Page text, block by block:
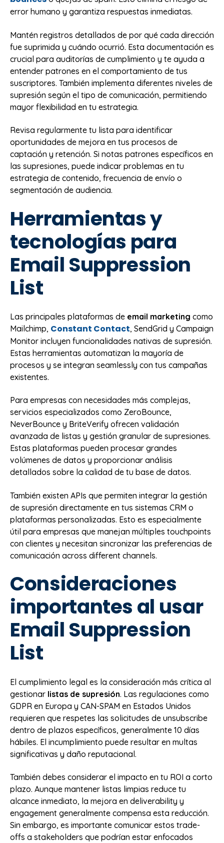
error humano y garantiza respuestas inmediatas.
Mantén registros detallados de por qué cada dirección
fue suprimida y cuándo ocurrió. Esta documentación es
crucial para auditorías de cumplimiento y te ayuda a
entender patrones en el comportamiento de tus
suscriptores. También implementa diferentes niveles de
supresión según el tipo de comunicación, permitiendo
mayor flexibilidad en tu estrategia.
Revisa regularmente tu lista para identificar
oportunidades de mejora en tus procesos de
captación y retención. Si notas patrones específicos en
las supresiones, puede indicar problemas en tu
estrategia de contenido, frecuencia de envío o
segmentación de audiencia.
Herramientas y
tecnologías para
Email Suppression
List
Las principales plataformas de email marketing como
Mailchimp, Constant Contact, SendGrid y Campaign
Monitor incluyen funcionalidades nativas de supresión.
Estas herramientas automatizan la mayoría de
procesos y se integran seamlessly con tus campañas
existentes.
Para empresas con necesidades más complejas,
servicios especializados como ZeroBounce,
NeverBounce y BriteVerify ofrecen validación
avanzada de listas y gestión granular de supresiones.
Estas plataformas pueden procesar grandes
volúmenes de datos y proporcionar análisis
detallados sobre la calidad de tu base de datos.
También existen APIs que permiten integrar la gestión
de supresión directamente en tus sistemas CRM o
plataformas personalizadas. Esto es especialmente
útil para empresas que manejan múltiples touchpoints
con clientes y necesitan sincronizar las preferencias de
comunicación across different channels.
Consideraciones
importantes al usar
Email Suppression
List
El cumplimiento legal es la consideración más crítica al
gestionar listas de supresión. Las regulaciones como
GDPR en Europa y CAN-SPAM en Estados Unidos
requieren que respetes las solicitudes de unsubscribe
dentro de plazos específicos, generalmente 10 días
hábiles. El incumplimiento puede resultar en multas
significativas y daño reputacional.
También debes considerar el impacto en tu ROI a corto
plazo. Aunque mantener listas limpias reduce tu
alcance inmediato, la mejora en deliverability y
engagement generalmente compensa esta reducción.
Sin embargo, es importante comunicar estos trade-
offs a stakeholders que podrían estar enfocados